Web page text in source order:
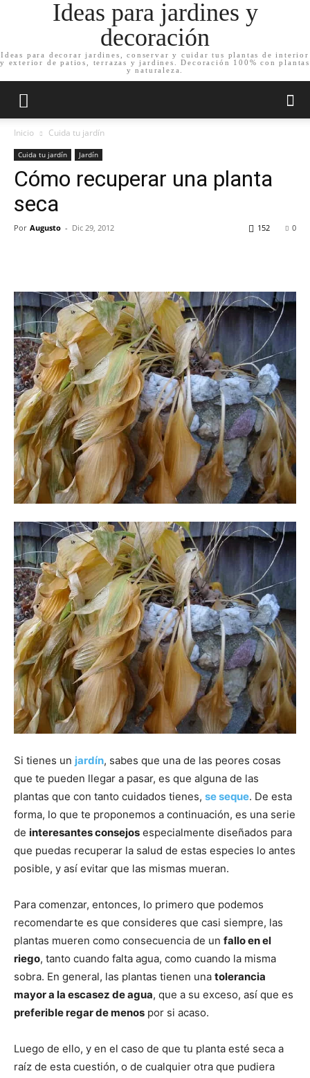
Ideas para jardines y
decoración
Ideas para decorar jardines, conservar y cuidar tus plantas de interior
y exterior de patios, terrazas y jardines. Decoración 100% con plantas
y naturaleza.
Inicio Cuida tu jardín
Cuida tu jardín Jardín
Cómo recuperar una planta
seca
Por Augusto - Dic 29, 2012 0
152
Si tienes un jardín, sabes que una de las peores cosas
que te pueden llegar a pasar, es que alguna de las
plantas que con tanto cuidados tienes, se seque. De esta
forma, lo que te proponemos a continuación, es una serie
de interesantes consejos especialmente diseñados para
que puedas recuperar la salud de estas especies lo antes
posible, y así evitar que las mismas mueran.
Para comenzar, entonces, lo primero que podemos
recomendarte es que consideres que casi siempre, las
plantas mueren como consecuencia de un fallo en el
riego, tanto cuando falta agua, como cuando la misma
sobra. En general, las plantas tienen una tolerancia
mayor a la escasez de agua, que a su exceso, así que es
preferible regar de menos por si acaso.
Luego de ello, y en el caso de que tu planta esté seca a
raíz de esta cuestión, o de cualquier otra que pudiera